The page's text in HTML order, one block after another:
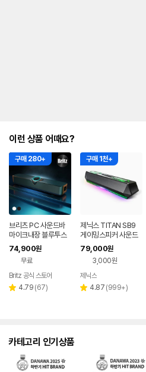
이런 상품 어때요?
구매 280+
브리츠 PC 사운드바
마이크내장 블루투스
5.4 5in1 TV겸용 BZ-
T900BT
74,900원
무료
Britz 공식 스토어
별 4.79 리
(67)
구매 1천+
제닉스 TITAN SB9
게이밍스피커 사운드
바 컴퓨터스피커
79,000원
3,000원
제닉스
별 4.87 리
(999+)
카테고리 인기상품